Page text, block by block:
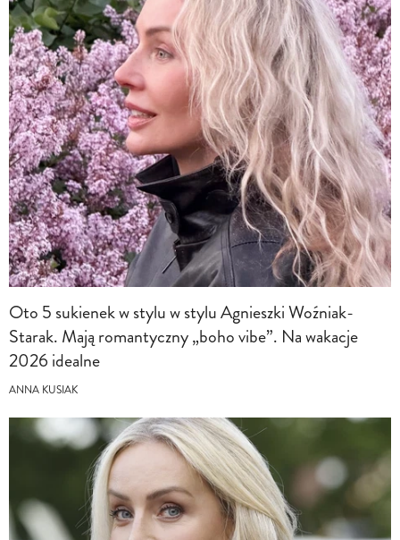
Oto 5 sukienek w stylu w stylu Agnieszki Woźniak-
Starak. Mają romantyczny „boho vibe”. Na wakacje
2026 idealne
ANNA KUSIAK